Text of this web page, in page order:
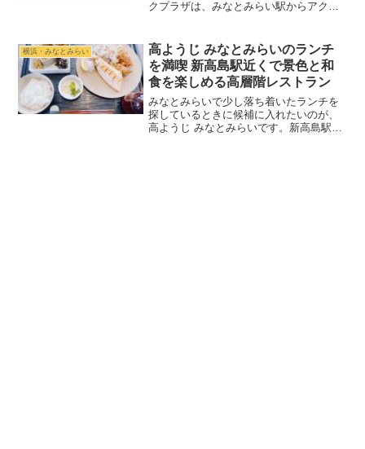
クプラザは、みなとみらい駅からアクセ
ーヨーク発のブランドらしく、店内の雰
囲気も料理の内容も...
横浜・みなとみらい
高ようじ みなとみらいのランチ
を満喫 新高島駅近くで景色と和
食を楽しめる高層階レストラン
みなとみらいで少し落ち着いたランチを
探しているときに候補に入れたいのが、
高ようじ みなとみらいです。新高島駅か